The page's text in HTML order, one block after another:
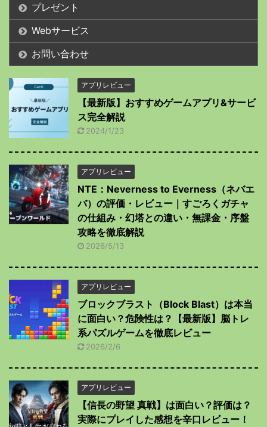
プレゼント
Webサービス
お問い合わせ
アプリレビュー
【最新版】おすすめゲームアプリ&サービ
ス完全解説
2024/1/23
アプリレビュー
NTE：Neverness to Everness（ネバエ
バ）の評価・レビュー｜すごろくガチャ
の仕組み・幻塔との違い・無課金・序盤
攻略を徹底解説
2026/5/13
アプリレビュー
ブロックブラスト（Block Blast）は本当
に面白い？危険性は？【最新版】脳トレ
系パズルゲームを徹底レビュー
2026/2/6
アプリレビュー
【信長の野望 真戦】は面白い？評価は？
実際にプレイした感想を辛口レビュー！